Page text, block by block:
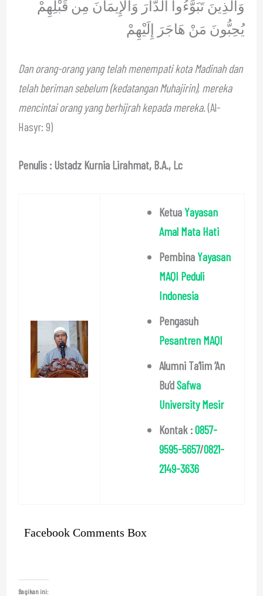
وَالَّذِينَ تَبَوَّءُوا الدَّارَ وَالْإِيمَانَ مِن قَبْلِهِمْ
يُحِبُّونَ مَنْ هَاجَرَ إِلَيْهِمْ
Dan orang-orang yang telah menempati kota Madinah dan
telah beriman sebelum (kedatangan Muhajirin), mereka
mencintai orang yang berhijrah kepada mereka.(Al-
Hasyr: 9)
Penulis : Ustadz Kurnia Lirahmat, B.A., Lc
Ketua Yayasan
Amal Mata Hati
Pembina Yayasan
MAQI Peduli
Indonesia
Pengasuh
Pesantren MAQI
Alumni Ta’lim ‘An
Bu’dSafwa
University Mesir
Kontak :0857-
9595-5657/0821-
2149-3636
Facebook Comments Box
Bagikan ini: